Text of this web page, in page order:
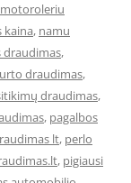
motoroleriu
kaina, namu
draudimas,
draudimas,
draudimas,
, pagalbos
lt, perlo
, pigiausi